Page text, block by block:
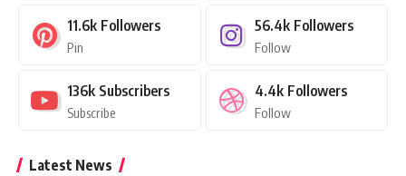
11.6k Followers
Pin
56.4k Followers
Follow
136k Subscribers
Subscribe
4.4k Followers
Follow
Latest News